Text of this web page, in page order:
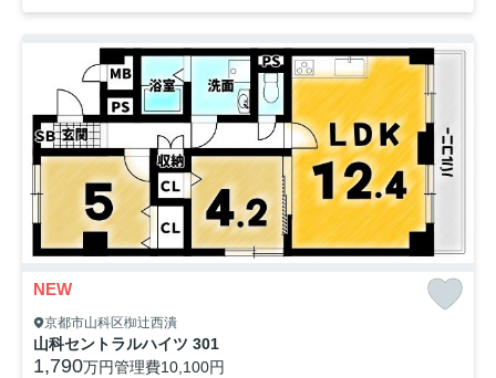
NEW
京都市山科区椥辻西潰
山科セントラルハイツ 301
1,790万円管理費10,100円